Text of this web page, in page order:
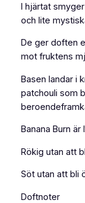
a
n
a
n
B
u
r
a
d
e
I hjärtat
och lite
De ger doften
mot fruktens
Basen landar i
patchouli som
Banana Burn
Rökig utan att
Söt utan att bli
Doftnoter